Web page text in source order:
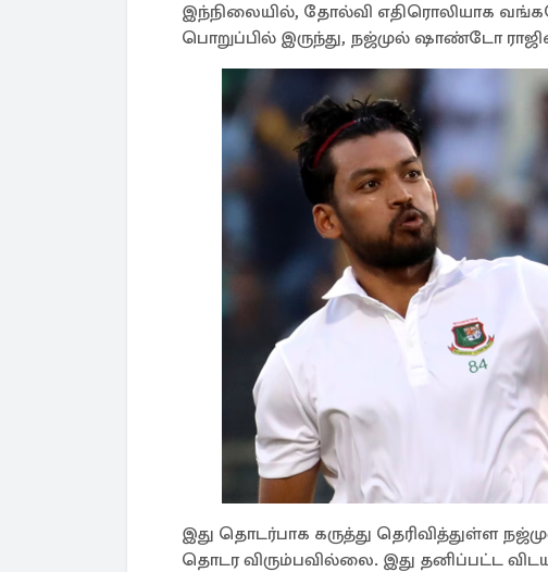
இந்நிலையில், தோல்வி எதிரொலியாக
பொறுப்பில் இருந்து, நஜ்முல் ஷாண்டோ
இது தொடர்பாக கருத்து தெரிவித்துள்ள
தொடர விரும்பவில்லை. இது தனிப்பட்ட